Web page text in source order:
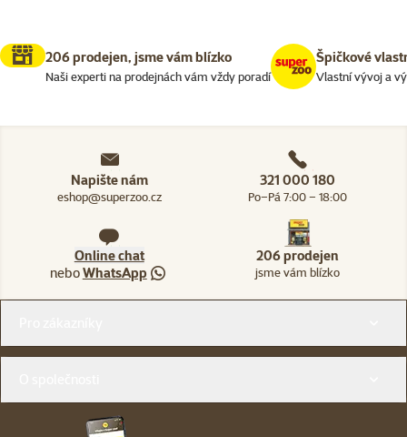
206 prodejen, jsme vám blízko
Naši experti na prodejnách vám vždy poradí
Špičkové
Vlastní vývoj a
Napište nám
eshop@superzoo.cz
321 000 180
Po–Pá 7:00 – 18:00
Online chat
neboWhatsApp
206 prodejen
jsme vám blízko